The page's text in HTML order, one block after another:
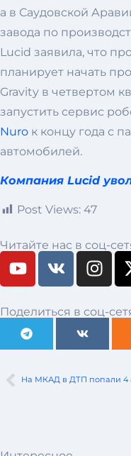
а в Саудовской
завода по
Lucid заявила, что
планирует начать
Gravity в четвертом
запустить сервис
Nuro к концу года с
автомобилей.
Компания Lucid
Post Views: 47
Читайте нас в соц-
Поделиться в соц-